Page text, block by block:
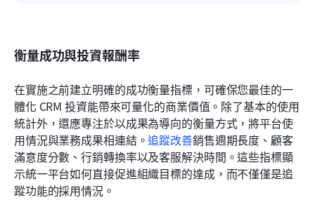
衡量成功與投資報酬率
在實施之前建立明確的成功衡量指標，可確保您最佳的一
體化 CRM 投資能帶來可量化的商業價值。除了基本的使用
統計外，還應專注於以成果為導向的衡量方式，將平台使
用情況與業務成果相連結。追蹤改善銷售週期長度、顧客
滿意度分數、行銷轉換率以及客服解決時間。這些指標顯
示統一平台如何直接促進組織目標的達成，而不僅僅是追
蹤功能的採用情況。